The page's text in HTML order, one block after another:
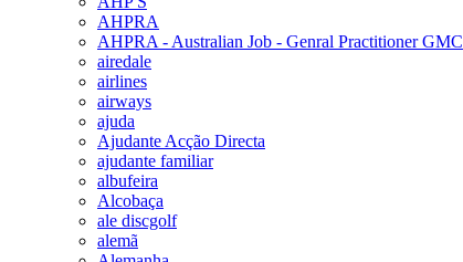
AHPRA
AHPRA - Australian Job - Genral Practitioner GMC
airedale
airlines
airways
ajuda
Ajudante Acção Directa
ajudante familiar
albufeira
Alcobaça
ale discgolf
alemã